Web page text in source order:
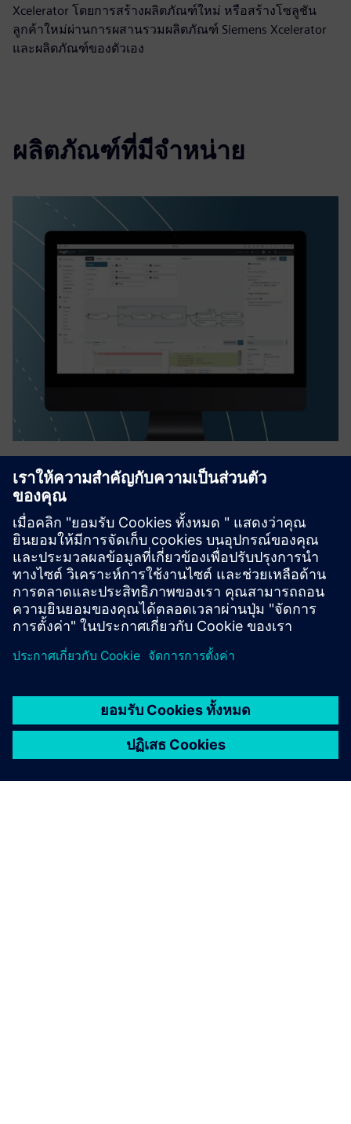
Xcelerator โดยการสร้างผลิตภัณฑ์ใหม่ หรือสร้างโซลูชัน
ลูกค้าใหม่ผ่านการผสานรวมผลิตภัณฑ์ Siemens Xcelerator
และผลิตภัณฑ์ของตัวเอง
ผลิตภัณฑ์ที่มีจำหน่าย
HighByte Intelligence Hub
HighByte Intelligence Hub is an Industrial DataOps
software solution designed specifically for data modeling,
orchestration, and governance. Deploy the Intelligence Hub
at the Edge to contextualize and prepare plant floor data
for...
เรียนรู้เพิ่มเติม